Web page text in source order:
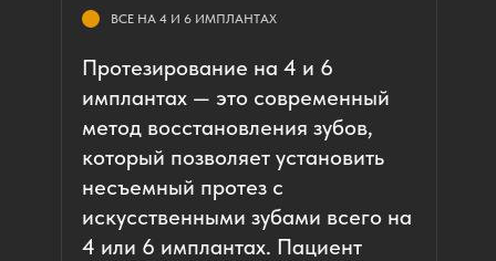
ВСЕ НА 4 И 6 ИМПЛАНТАХ
Протезирование на 4 и 6
имплантах — это современный
метод восстановления зубов,
который позволяет установить
несъемный протез с
искусственными зубами всего на
4 или 6 имплантах. Пациент